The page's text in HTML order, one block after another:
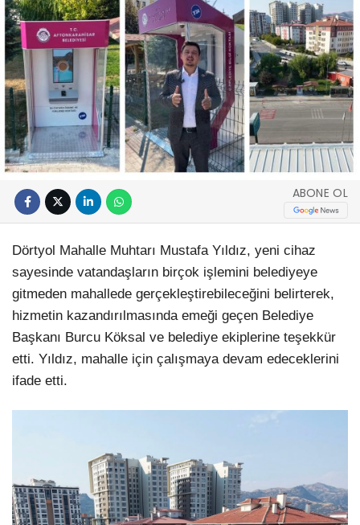
ABONE OL
Dörtyol Mahalle Muhtarı Mustafa Yıldız, yeni cihaz
sayesinde vatandaşların birçok işlemini belediyeye
gitmeden mahallede gerçekleştirebileceğini belirterek,
hizmetin kazandırılmasında emeği geçen Belediye
Başkanı Burcu Köksal ve belediye ekiplerine teşekkür
etti. Yıldız, mahalle için çalışmaya devam edeceklerini
ifade etti.